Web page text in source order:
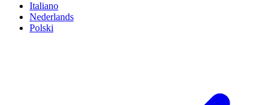
Italiano
Nederlands
Polski